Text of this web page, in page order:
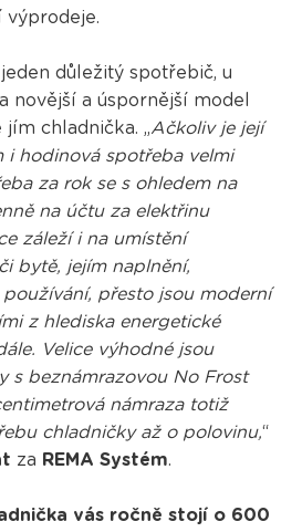
výprodeje.
důležitý spotřebič, u
novější a úspornější model
chladnička. „Ačkoliv je její
i hodinová spotřeba velmi
za rok se s ohledem na
na účtu za elektřinu
záleží i na umístění
bytě, jejím naplnění,
přesto jsou moderní
z hlediska energetické
Velice výhodné jsou
s beznámrazovou No Frost
námraza totiž
chladničky až o polovinu,“
za REMA Systém.
vás ročně stojí o 600